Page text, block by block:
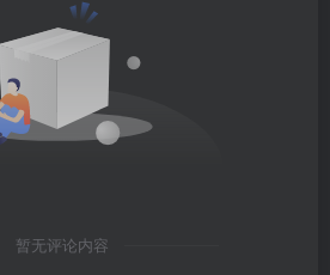
暂无评论内容